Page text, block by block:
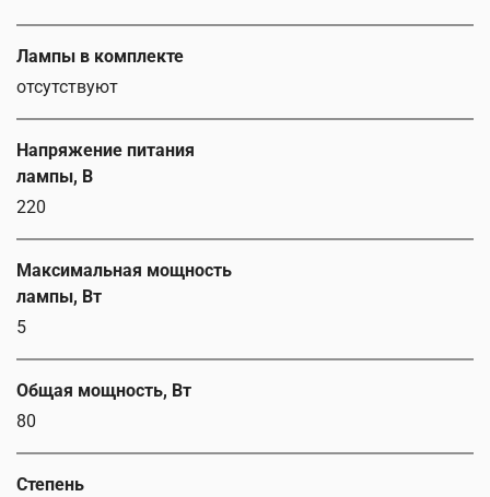
Лампы в комплекте
отсутствуют
Напряжение питания
лампы, В
220
Максимальная мощность
лампы, Вт
5
Общая мощность, Вт
80
Степень